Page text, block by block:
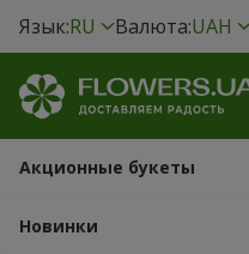
Язык:RU Валюта:UAH
Акционные букеты
Новинки